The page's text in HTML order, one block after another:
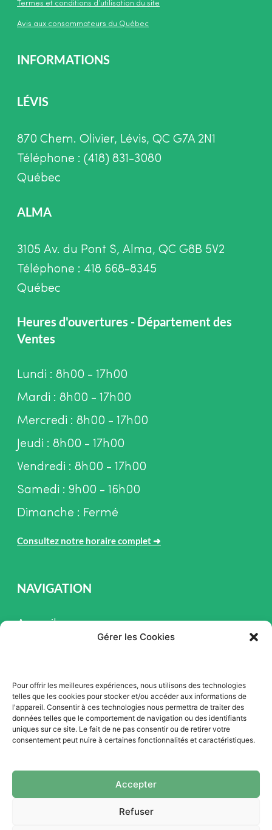
Gérer les Cookies
Pour offrir les meilleures expériences, nous utilisons des technologies
telles que les cookies pour stocker et/ou accéder aux informations de
l'appareil. Consentir à ces technologies nous permettra de traiter des
données telles que le comportement de navigation ou des identifiants
uniques sur ce site. Le fait de ne pas consentir ou de retirer votre
consentement peut nuire à certaines fonctionnalités et caractéristiques.
Accepter
Refuser
Termes et conditions d’utilisation du site
Avis aux consommateurs du Québec
INFORMATIONS
LÉVIS
870 Chem. Olivier, Lévis, QC G7A 2N1
Téléphone : (418) 831-3080
Québec
ALMA
3105 Av. du Pont S, Alma, QC G8B 5V2
Téléphone : 418 668-8345
Québec
Heures d'ouvertures - Département des
Ventes
Lundi : 8h00 - 17h00
Mardi : 8h00 - 17h00
Mercredi : 8h00 - 17h00
Jeudi : 8h00 - 17h00
Vendredi : 8h00 - 17h00
Samedi : 9h00 - 16h00
Dimanche : Fermé
Consultez notre horaire complet ➜
NAVIGATION
Accueil
Promotion
Blogue
Nous contacter